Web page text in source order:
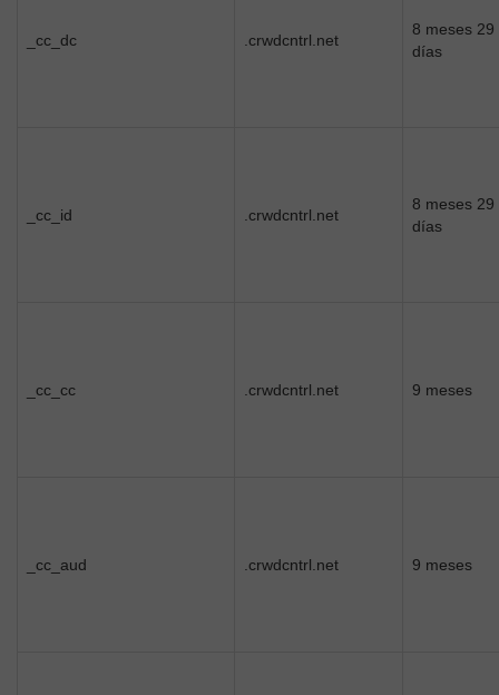
_cc_dc .crwdcntrl.net
8 meses 29
días
_cc_id .crwdcntrl.net
8 meses 29
días
_cc_cc .crwdcntrl.net 9 meses
_cc_aud .crwdcntrl.net 9 meses